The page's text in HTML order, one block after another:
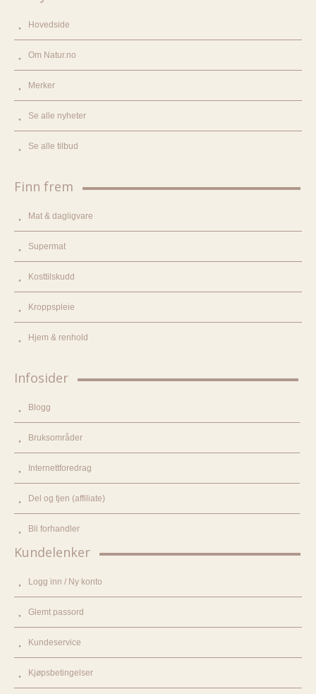
Hovedside
Om Natur.no
Merker
Se alle nyheter
Se alle tilbud
Finn frem
Mat & dagligvare
Supermat
Kosttilskudd
Kroppspleie
Hjem & renhold
Infosider
Blogg
Bruksområder
Internettforedrag
Del og tjen (affiliate)
Bli forhandler
Kundelenker
Logg inn / Ny konto
Glemt passord
Kundeservice
Kjøpsbetingelser